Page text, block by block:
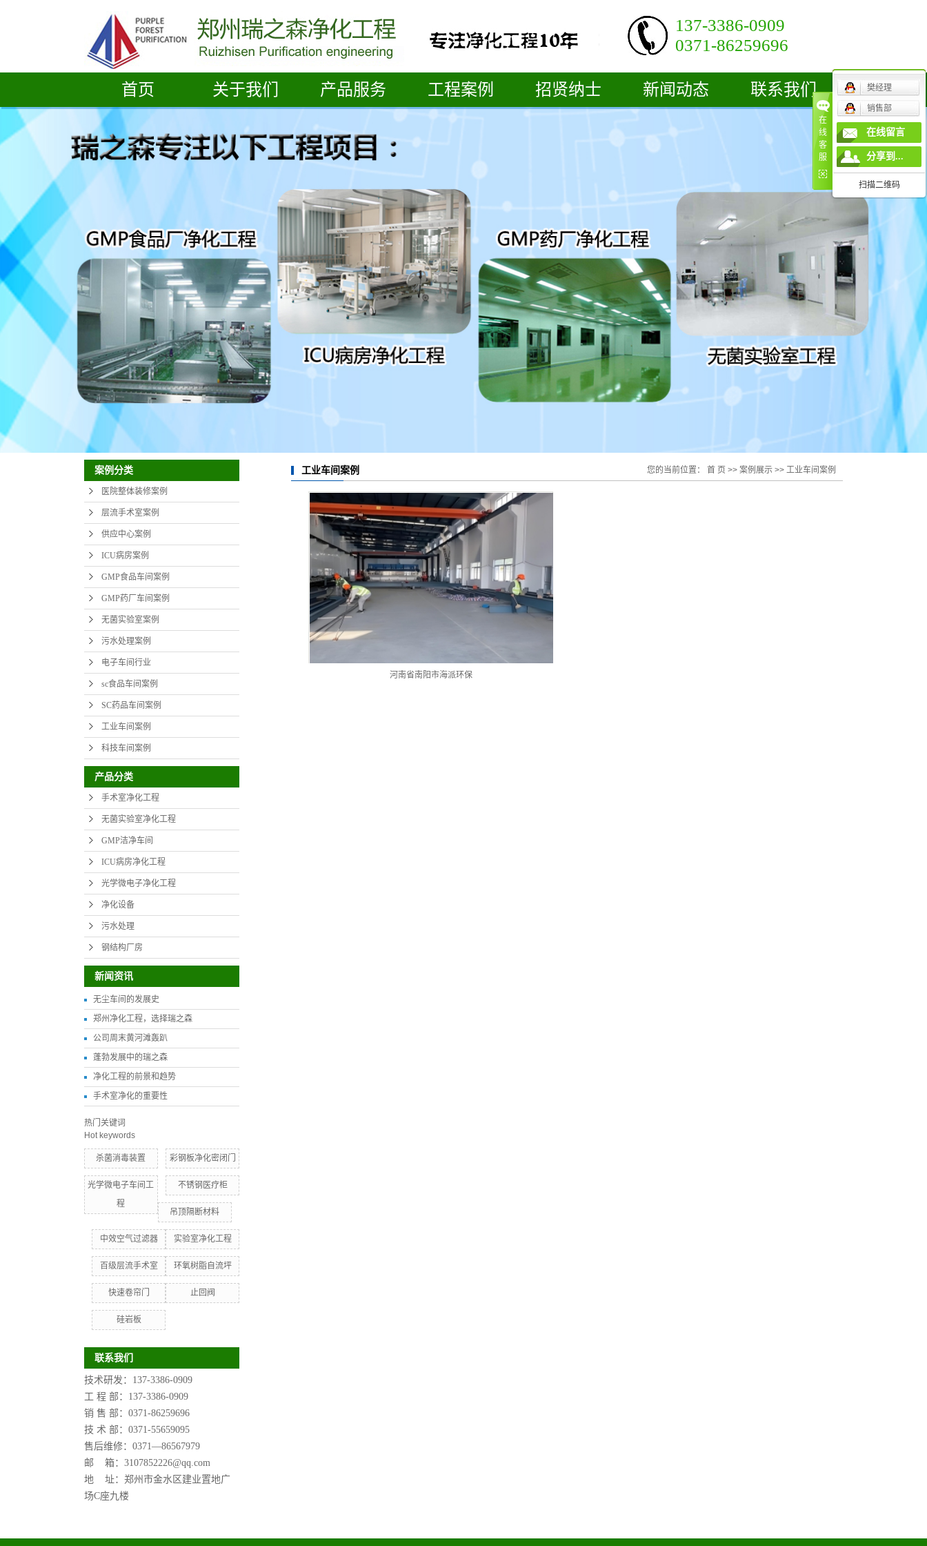
137-3386-0909
0371-86259696
首页 关于我们
营业执照
产品服务
无菌实验室净化工程
ICU病房净化工程
光学微电子净化工程
净化设备
污水处理
钢结构厂房
工程案例
医院整体装修案例
供应中心案例
ICU病房案例
GMP食品车间案例
GMP药厂车间案例
无菌实验室案例
污水处理案例
电子车间行业
sc食品车间案例
SC药品车间案例
科技车间案例
招贤纳士 新闻动态 联系我们
案例分类
医院整体装修案例
层流手术室案例
供应中心案例
ICU病房案例
GMP食品车间案例
GMP药厂车间案例
无菌实验室案例
污水处理案例
电子车间行业
sc食品车间案例
SC药品车间案例
工业车间案例
科技车间案例
产品分类
手术室净化工程
无菌实验室净化工程
GMP洁净车间
ICU病房净化工程
光学微电子净化工程
净化设备
污水处理
钢结构厂房
新闻资讯
无尘车间的发展史
郑州净化工程，选择瑞之森
公司周末黄河滩轰趴
蓬勃发展中的瑞之森
净化工程的前景和趋势
手术室净化的重要性
热门关键词
Hot keywords
杀菌消毒装置 彩钢板净化密闭门
光学微电子车间工
程
不锈钢医疗柜
吊顶隔断材料
中效空气过滤器 实验室净化工程
百级层流手术室 环氧树脂自流坪
快速卷帘门 止回阀
硅岩板
联系我们
技术研发：137-3386-0909
工 程 部：137-3386-0909
销 售 部：0371-86259696
技 术 部：0371-55659095
售后维修：0371—86567979
邮 箱：3107852226@qq.com
地 址：郑州市金水区建业置地广
场C座九楼
工业车间案例 您的当前位置： 首 页 >> 案例展示 >> 工业车间案例
河南省南阳市海派环保
在
线
客
服
樊经理
销售部
在线留言
分享到...
扫描二维码